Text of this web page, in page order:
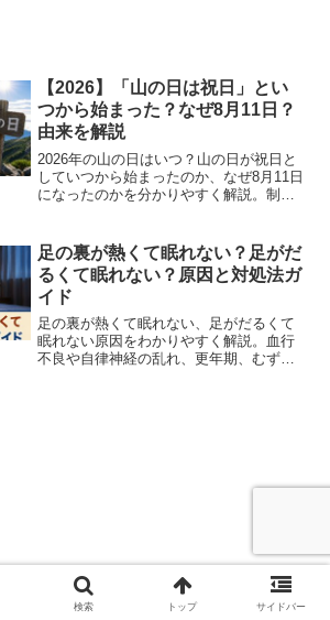
【2026】「山の日は祝日」とい
つから始まった？なぜ8月11日？
由来を解説
2026年の山の日はいつ？山の日が祝日と
していつから始まったのか、なぜ8月11日
になったのかを分かりやすく解説。制定
ます。
足の裏が熱くて眠れない？足がだ
るくて眠れない？原因と対処法ガ
イド
足の裏が熱くて眠れない、足がだるくて
眠れない原因をわかりやすく解説。血行
不良や自律神経の乱れ、更年期、むずむ
検索 トップ サイドバー